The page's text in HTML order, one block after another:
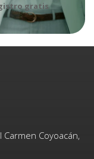
gratis
Coyoacán,